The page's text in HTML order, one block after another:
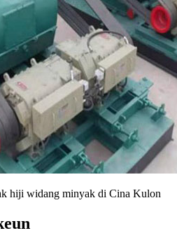
hiji widang minyak di Cina Kulon